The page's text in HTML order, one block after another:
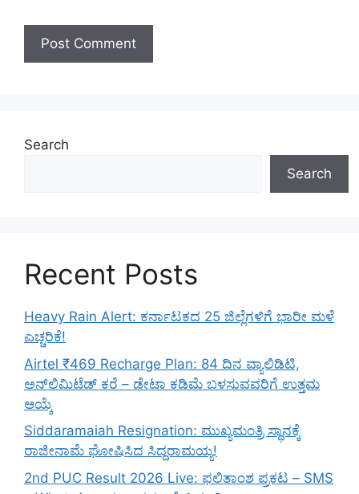
Search
Search
Recent Posts
Heavy Rain Alert: ಕರ್ನಾಟಕದ 25 ಜಿಲ್ಲೆಗಳಿಗೆ ಭಾರೀ ಮಳೆ
ಎಚ್ಚರಿಕೆ!
Airtel ₹469 Recharge Plan: 84 ದಿನ ವ್ಯಾಲಿಡಿಟಿ,
ಅನ್‌ಲಿಮಿಟೆಡ್ ಕರೆ – ಡೇಟಾ ಕಡಿಮೆ ಬಳಸುವವರಿಗೆ ಉತ್ತಮ
ಆಯ್ಕೆ
Siddaramaiah Resignation: ಮುಖ್ಯಮಂತ್ರಿ ಸ್ಥಾನಕ್ಕೆ
ರಾಜೀನಾಮೆ ಘೋಷಿಸಿದ ಸಿದ್ದರಾಮಯ್ಯ!
2nd PUC Result 2026 Live: ಫಲಿತಾಂಶ ಪ್ರಕಟ – SMS